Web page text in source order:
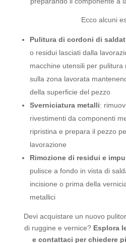
Ecco alcuni
Pulitura di cordoni di
o residui lasciati dalla
macchine utensili per pulitura
sulla zona lavorata
della superficie del pezzo
Sverniciatura metalli:
rivestimenti da componenti
ripristina e prepara il pezzo
lavorazione
Rimozione di residui e
pulisce a fondo in vista di
incisione o prima della
metallici
Devi acquistare un nuovo
di ruggine e vernice? Esplora
e contattaci per chiedere